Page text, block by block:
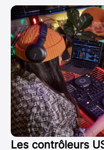
Les contrôleurs